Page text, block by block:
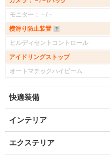
モニター：－/－
横滑り防止装置
ヒルディセントコントロール
アイドリングストップ
オートマチックハイビーム
快適装備
インテリア
エクステリア